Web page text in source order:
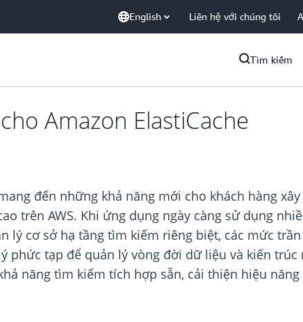
English Liên hệ với chúng tôi
Tìm kiếm
Amazon ElastiCache
đến những khả năng mới cho khách hàng
trên AWS. Khi ứng dụng ngày càng sử dụng
lý cơ sở hạ tầng tìm kiếm riêng biệt, các mức
phức tạp để quản lý vòng đời dữ liệu và kiến
năng tìm kiếm tích hợp sẵn, cải thiện hiệu